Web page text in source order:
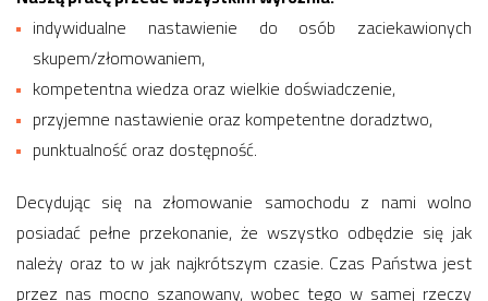
indywidualne nastawienie do osób zaciekawionych
skupem/złomowaniem,
kompetentna wiedza oraz wielkie doświadczenie,
przyjemne nastawienie oraz kompetentne doradztwo,
punktualność oraz dostępność.
Decydując się na złomowanie samochodu z nami wolno
posiadać pełne przekonanie, że wszystko odbędzie się jak
należy oraz to w jak najkrótszym czasie. Czas Państwa jest
przez nas mocno szanowany, wobec tego w samej rzeczy